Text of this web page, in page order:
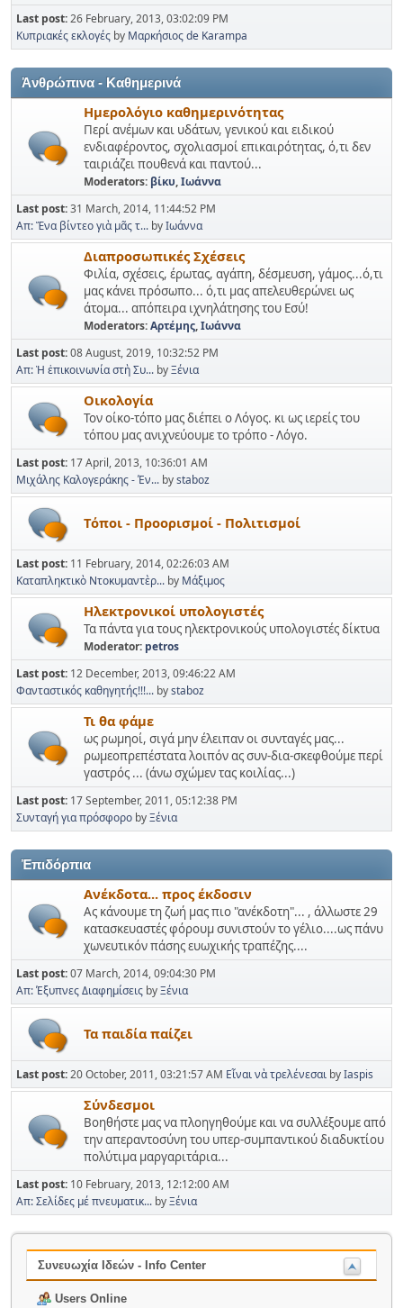
Last post:26 February, 2013, 03:02:09 PM
Κυπριακές εκλογές by Μαρκήσιος de Karampa
Ἀνθρώπινα - Καθημερινά
Ημερολόγιο καθημερινότητας
Περί ανέμων και υδάτων, γενικού και ειδικού
ενδιαφέροντος, σχολιασμοί επικαιρότητας, ό,τι δεν
ταιριάζει πουθενά και παντού...
Moderators: βίκυ,Ιωάννα
Last post:31 March, 2014, 11:44:52 PM
Απ: Ἕνα βίντεο γιὰ μᾶς τ... byΙωάννα
Διαπροσωπικές Σχέσεις
Φιλία, σχέσεις, έρωτας, αγάπη, δέσμευση, γάμος...ό,τι
μας κάνει πρόσωπο... ό,τι μας απελευθερώνει ως
άτομα... απόπειρα ιχνηλάτησης του Εσύ!
Moderators:Αρτέμης,Ιωάννα
Last post:08 August, 2019, 10:32:52 PM
Απ: Ἡ ἐπικοινωνία στὴ Συ... byΞένια
Οικολογία
Τον οίκο-τόπο μας διέπει ο Λόγος. κι ως ιερείς του
τόπου μας ανιχνεύουμε το τρόπο - Λόγο.
Last post: 17 April, 2013, 10:36:01 AM
Μιχάλης Καλογεράκης - Έν... bystaboz
Tόποι - Προορισμοί - Πολιτισμοί
Last post: 11 February, 2014, 02:26:03 AM
Καταπληκτικὸ Ντοκυμαντὲρ... by Μάξιμος
Ηλεκτρονικοί υπολογιστές
Τα πάντα για τους ηλεκτρονικούς υπολογιστές δίκτυα
Moderator: petros
Last post: 12 December, 2013, 09:46:22 AM
Φανταστικός καθηγητής!!!... bystaboz
Τι θα φάμε
ως ρωμηοί, σιγά μην έλειπαν οι συνταγές μας...
ρωμεοπρεπέστατα λοιπόν ας συν-δια-σκεφθούμε περί
γαστρός ... (άνω σχώμεν τας κοιλίας...)
Last post: 17 September, 2011, 05:12:38 PM
Συνταγή για πρόσφορο byΞένια
Ἐπιδόρπια
Ανέκδοτα... προς έκδοσιν
Ας κάνουμε τη ζωή μας πιο "ανέκδοτη"... , άλλωστε 29
κατασκευαστές φόρουμ συνιστούν το γέλιο....ως πάνυ
χωνευτικόν πάσης ευωχικής τραπέζης....
Last post:07 March, 2014, 09:04:30 PM
Απ: Έξυπνες Διαφημίσεις byΞένια
Τα παιδία παίζει
Last post:20 October, 2011, 03:21:57 AM Εἶναι νὰ τρελένεσαι byIaspis
Σύνδεσμοι
Βοηθήστε μας να πλοηγηθούμε και να συλλέξουμε από
την απεραντοσύνη του υπερ-συμπαντικού διαδυκτίου
πολύτιμα μαργαριτάρια...
Last post: 10 February, 2013, 12:12:00 AM
Απ: Σελίδες μέ πνευματικ... byΞένια
Συνευωχία Ιδεών - Info Center
Users Online